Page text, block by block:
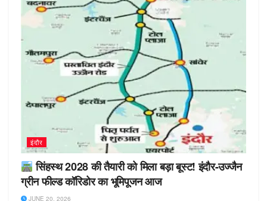
इंदौर
सिंहस्थ 2028 की तैयारी को मिला बड़ा बूस्ट! इंदौर-उज्जैन
ग्रीन फील्ड कॉरिडोर का भूमिपूजन आज
JUNE 20, 2026